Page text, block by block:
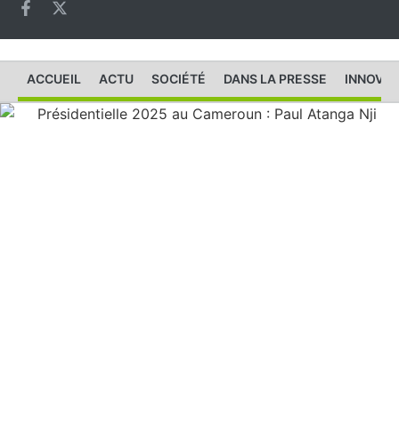
ACCUEIL ACTU SOCIÉTÉ DANS LA PRESSE